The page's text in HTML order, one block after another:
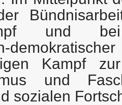
und
Kampf
und
sozialen